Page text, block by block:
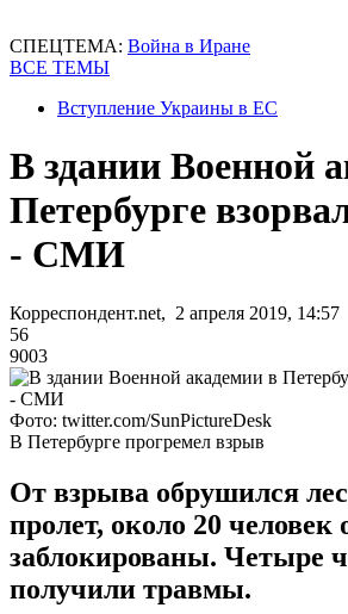
СПЕЦТЕМА: Война в Иране
ВСЕ ТЕМЫ
Вступление Украины в ЕС
В здании Военной
Петербурге
- СМИ
Корреспондент.net, 2 апреля 2019, 14:57
56
9003
Фото: twitter.com/SunPictureDesk
В Петербурге прогремел взрыв
От взрыва обрушился
пролет, около 20 человек
заблокированы. Четыре
получили травмы.